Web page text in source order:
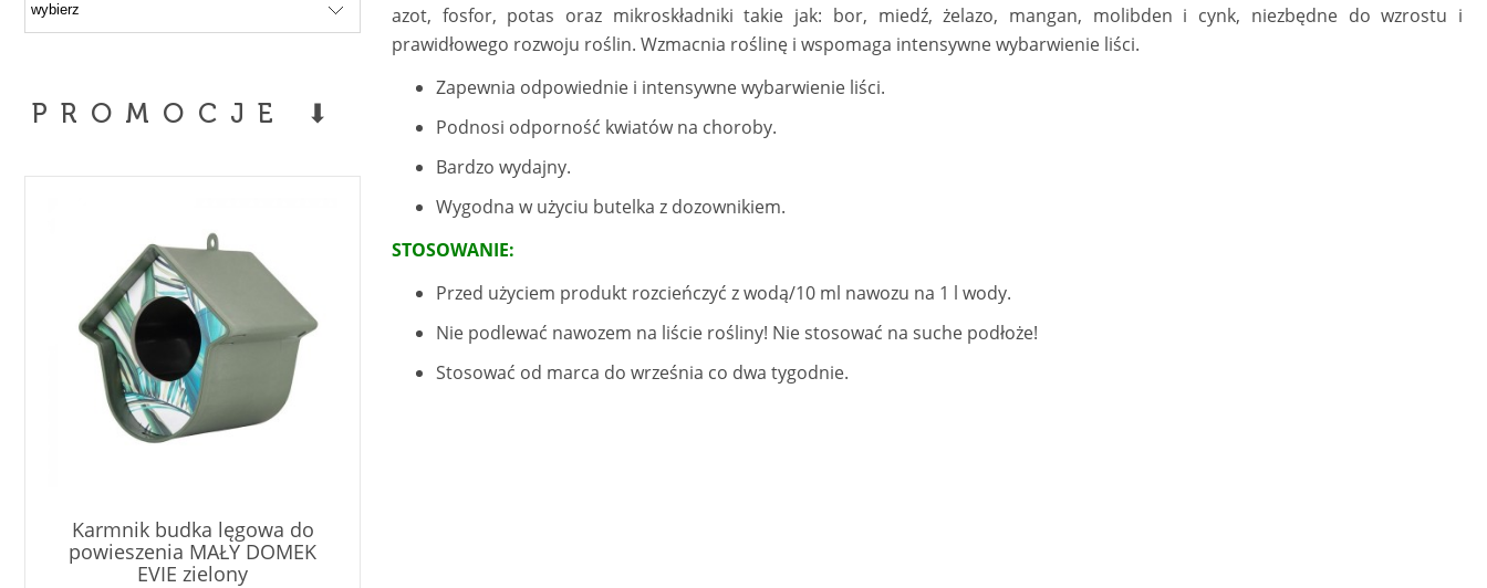
PROMOCJE ⬇
Karmnik budka lęgowa do
powieszenia MAŁY DOMEK
EVIE zielony
azot, fosfor, potas oraz mikroskładniki takie jak: bor, miedź, żelazo, mangan, molibden i cynk, niezbędne do wzrostu i
prawidłowego rozwoju roślin. Wzmacnia roślinę i wspomaga intensywne wybarwienie liści.
Zapewnia odpowiednie i intensywne wybarwienie liści.
Podnosi odporność kwiatów na choroby.
Bardzo wydajny.
Wygodna w użyciu butelka z dozownikiem.
STOSOWANIE:
Przed użyciem produkt rozcieńczyć z wodą/10 ml nawozu na 1 l wody.
Nie podlewać nawozem na liście rośliny! Nie stosować na suche podłoże!
Stosować od marca do września co dwa tygodnie.